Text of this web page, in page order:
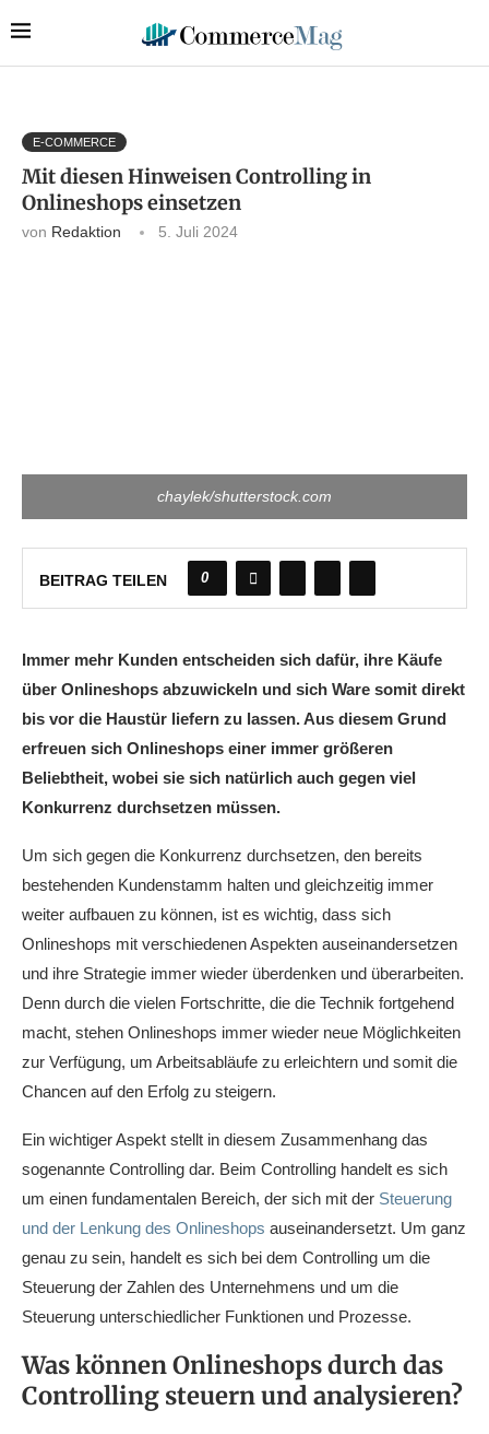
E-COMMERCE
Mit diesen Hinweisen Controlling in
Onlineshops einsetzen
von Redaktion 5. Juli 2024
chaylek/shutterstock.com
BEITRAG TEILEN 0
Immer mehr Kunden entscheiden sich dafür, ihre Käufe
über Onlineshops abzuwickeln und sich Ware somit direkt
bis vor die Haustür liefern zu lassen. Aus diesem Grund
erfreuen sich Onlineshops einer immer größeren
Beliebtheit, wobei sie sich natürlich auch gegen viel
Konkurrenz durchsetzen müssen.
Um sich gegen die Konkurrenz durchsetzen, den bereits
bestehenden Kundenstamm halten und gleichzeitig immer
weiter aufbauen zu können, ist es wichtig, dass sich
Onlineshops mit verschiedenen Aspekten auseinandersetzen
und ihre Strategie immer wieder überdenken und überarbeiten.
Denn durch die vielen Fortschritte, die die Technik fortgehend
macht, stehen Onlineshops immer wieder neue Möglichkeiten
zur Verfügung, um Arbeitsabläufe zu erleichtern und somit die
Chancen auf den Erfolg zu steigern.
Ein wichtiger Aspekt stellt in diesem Zusammenhang das
sogenannte Controlling dar. Beim Controlling handelt es sich
um einen fundamentalen Bereich, der sich mit der Steuerung
und der Lenkung des Onlineshops auseinandersetzt. Um ganz
genau zu sein, handelt es sich bei dem Controlling um die
Steuerung der Zahlen des Unternehmens und um die
Steuerung unterschiedlicher Funktionen und Prozesse.
Was können Onlineshops durch das
Controlling steuern und analysieren?